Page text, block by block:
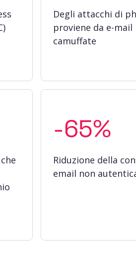
Degli attacchi di
proviene da e-mail
camuffate
-65%
Riduzione della
email non